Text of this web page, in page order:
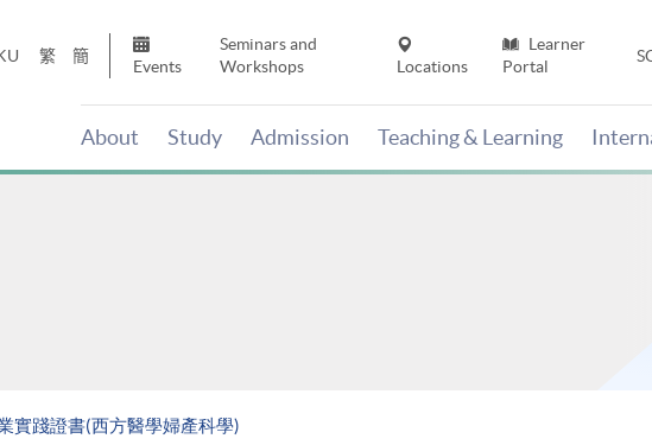
繁 簡
Events
Seminars and
Workshops
Locations
Learner
Portal
About Study Admission Teaching & Learning
實踐證書(西方醫學婦產科學)